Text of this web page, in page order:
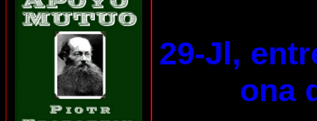
29-Jl,
ona